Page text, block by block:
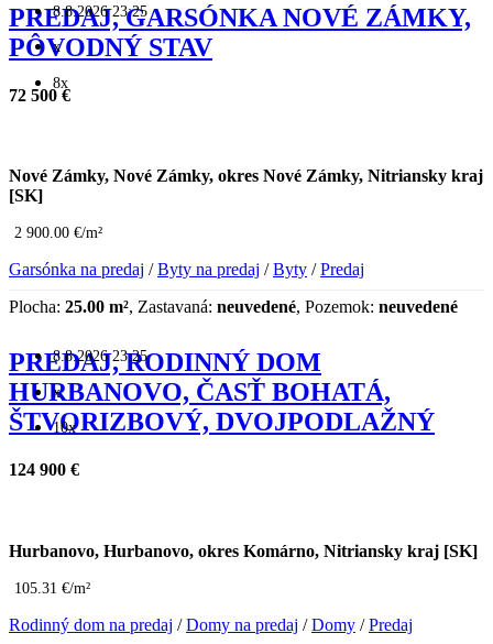
8.8.2026 23:25
x
8x
PREDAJ, GARSÓNKA NOVÉ ZÁMKY,
PÔVODNÝ STAV
72 500 €
Nové Zámky, Nové Zámky, okres Nové Zámky, Nitriansky kraj
[SK]
2 900.00 €/m²
Garsónka na predaj /Byty na predaj /Byty /Predaj
Plocha: 25.00 m², Zastavaná: neuvedené, Pozemok: neuvedené
8.8.2026 23:25
x
10x
PREDAJ, RODINNÝ DOM
HURBANOVO, ČASŤ BOHATÁ,
ŠTVORIZBOVÝ, DVOJPODLAŽNÝ
124 900 €
Hurbanovo, Hurbanovo, okres Komárno, Nitriansky kraj [SK]
105.31 €/m²
Rodinný dom na predaj /Domy na predaj /Domy /Predaj